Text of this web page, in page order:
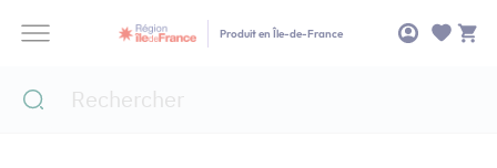
Produit en Île-de-France